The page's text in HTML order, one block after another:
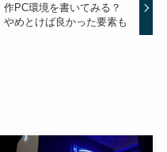
作PC環境を書いてみる？
やめとけば良かった要素も